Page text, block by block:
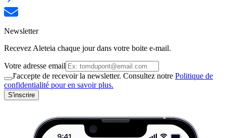
Newsletter
Recevez Aleteia chaque jour dans votre boite e-mail.
Votre adresse email
J'accepte de recevoir la newsletter. Consultez notre Politique de
confidentialité pour en savoir plus.
S'inscrire